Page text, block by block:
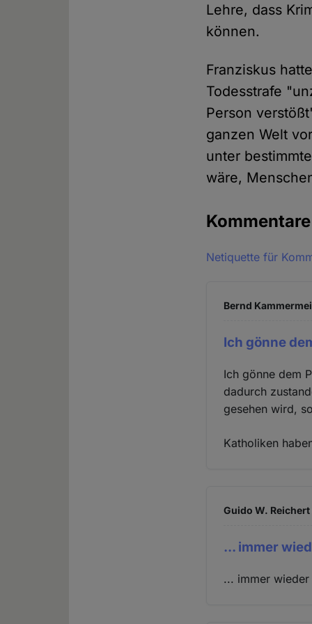
Lehre, dass
können.
Franziskus
Todesstrafe
Person
ganzen Welt
unter
wäre,
Kommentare
Netiquette für
Bernd
Ich gönne
Ich gönne dem
dadurch
gesehen wird,
Katholiken
Guido W.
... immer
... immer